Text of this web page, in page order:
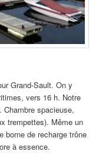
Grand-Sault. On y
vers 16 h. Notre
Chambre spacieuse,
trempettes). Même un
borne de recharge trône
à essence.